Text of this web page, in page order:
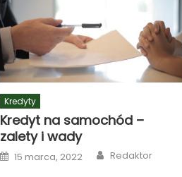
Kredyty
Kredyt na samochód –
zalety i wady
Posted
on
15 marca, 2022 Author
Redaktor